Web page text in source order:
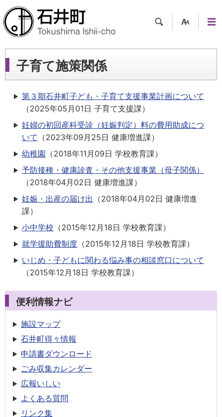
ツー
ュー
子育て施策関係
第３期石井町子ども・子育て支援事業計画について
（2025年05月01日 子育て支援課）
妊婦の初回産科受診（妊娠判定）料の費用助成につ
いて （2023年09月25日 健康増進課）
幼稚園 （2018年11月09日 学校教育課）
予防接種・健康診査・その他支援事業（母子関係）
（2018年04月02日 健康増進課）
妊娠・出産の届け出 （2018年04月02日 健康増進
課）
小中学校 （2015年12月18日 学校教育課）
就学援助費制度 （2015年12月18日 学校教育課）
いじめ・子どもに関わる悩み事の相談窓口について
（2015年12月18日 学校教育課）
便利情報ナビ
施設マップ
石井町得々情報
申請書ダウンロード
ごみ収集カレンダー
広報いしい
よくある質問
リンク集